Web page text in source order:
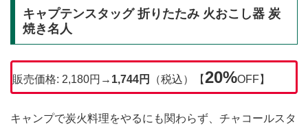
キャプテンスタッグ 折りたたみ 火おこし器 炭
焼き名人
販売価格: 2,180円→ 1,744円 （税込）【20%OFF】
キャンプで炭火料理をやるにも関わらず、チャコールスタ